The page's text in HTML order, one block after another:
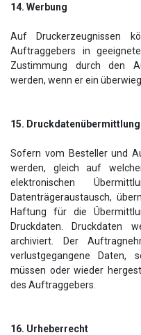
14. Werbung
Auf Druckerzeugnissen
Auftraggebers in
Zustimmung durch den
werden, wenn er ein
15.
Sofern vom Besteller und
werden, gleich auf
elektronischen
Datenträgeraustausch,
Haftung für die
Druckdaten. Druckdaten
archiviert. Der
verlustgegangene Daten,
müssen oder wieder
des Auftraggebers.
16. Urheberrecht